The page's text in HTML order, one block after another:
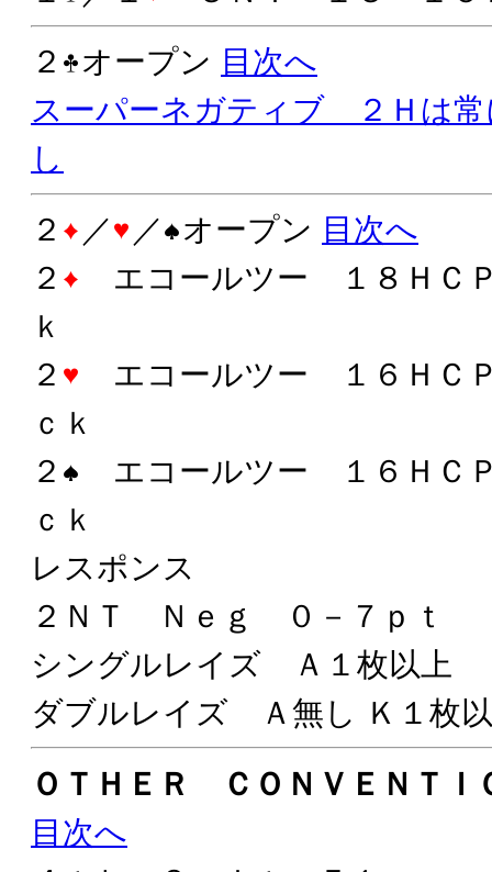
２
オープン 目次へ
スーパーネガティブ ２Ｈは常
し
２
／ ／ オープン 目次へ
２
エコールツー １８ＨＣ
ｋ
２
エコールツー １６ＨＣ
ｃｋ
２
エコールツー １６ＨＣ
ｃｋ
レスポンス
２ＮＴ Ｎｅｇ ０－７ｐｔ
シングルレイズ Ａ１枚以上
ダブルレイズ Ａ無し Ｋ１枚
ＯＴＨＥＲ ＣＯＮＶＥＮＴ
目次へ